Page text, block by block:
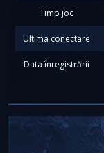
Timp joc
Ultima conectare
Data înregistrării